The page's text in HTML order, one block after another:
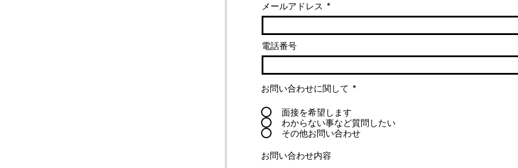
メールアドレス
電話番号
お問い合わせに関して *
面接を希望します
わからない事など質問したい
その他お問い合わせ
お問い合わせ内容